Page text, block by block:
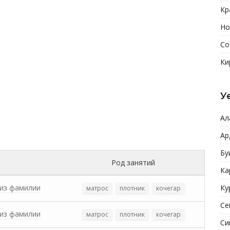
Род занятий
фамилии матрос плотник кочегар
фамилии матрос плотник кочегар